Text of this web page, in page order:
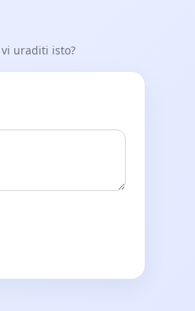
uraditi isto?